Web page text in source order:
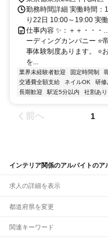
勤務時間詳細 実働時間：
り22日 10:00～19:00 実
仕事内容 ✨：＋＋・・
ーディングカンパニー ⭐
事体験制度あります。 ⭐
を...
業界未経験者歓迎 固定時間制
交通費全額支給
ネイルOK 研修
長期歓迎
駅近5分以内 社割あり
前へ 1
インテリア関係のアルバイトの
求人の詳細を表示
都道府県を変更
関連キーワード